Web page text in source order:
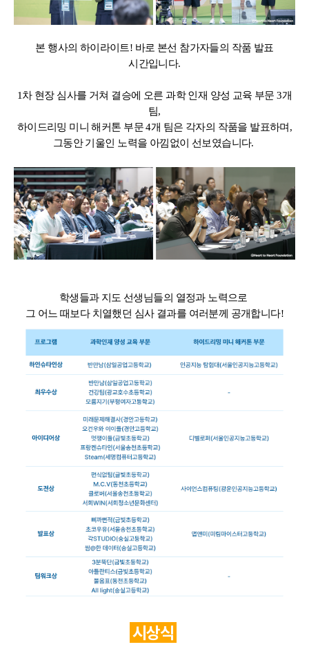
본 행사의 하이라이트! 바로 본선 참가자들의 작품 발표
시간입니다.
1차 현장 심사를 거쳐 결승에 오른 과학 인재 양성 교육 부문 3개
팀,
하이드리밍 미니 해커톤 부문 4개 팀은 각자의 작품을 발표하며,
그동안 기울인 노력을 아낌없이 선보였습니다.
학생들과 지도 선생님들의 열정과 노력으로
그 어느 때보다 치열했던 심사 결과를 여러분께 공개합니다!
시상식